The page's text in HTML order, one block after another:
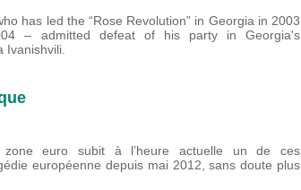
has led the “Rose Revolution” in Georgia in 2003
– admitted defeat of his party in Georgia's
Ivanishvili.
zone euro subit à l’heure actuelle un de ces
européenne depuis mai 2012, sans doute plus